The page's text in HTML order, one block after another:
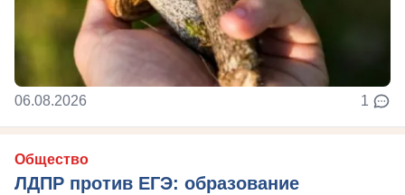
06.08.2026 1
Общество
ЛДПР против ЕГЭ: образование